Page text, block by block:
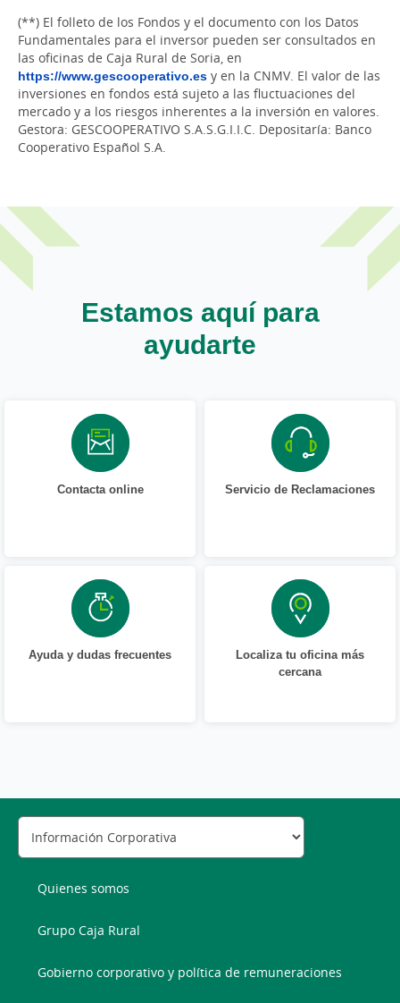
(**) El folleto de los Fondos y el documento con los Datos
Fundamentales para el inversor pueden ser consultados en
las oficinas de Caja Rural de Soria, en
https://www.gescooperativo.es y en la CNMV. El valor de las
inversiones en fondos está sujeto a las fluctuaciones del
mercado y a los riesgos inherentes a la inversión en valores.
Gestora: GESCOOPERATIVO S.A.S.G.I.I.C. Depositaría: Banco
Cooperativo Español S.A.
Estamos aquí para
ayudarte
Contacta online Servicio de Reclamaciones
Ayuda y dudas frecuentes
Localiza tu oficina más
cercana
Quienes somos
Grupo Caja Rural
Gobierno corporativo y política de remuneraciones